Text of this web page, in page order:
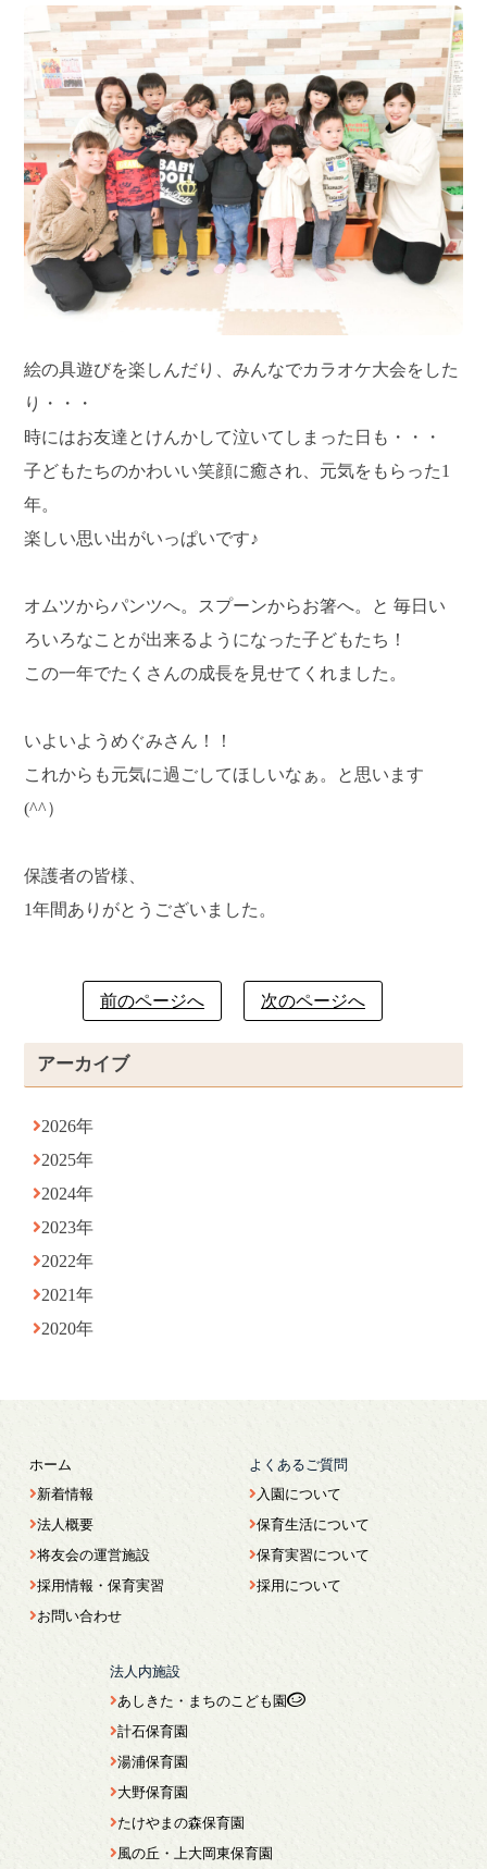
アーカイブ
2026年
2025年
2024年
2023年
2022年
2021年
2020年
絵の具遊びを楽しんだり、みんなでカラオケ大会をした
り・・・
時にはお友達とけんかして泣いてしまった日も・・・
子どもたちのかわいい笑顔に癒され、元気をもらった1
年。
楽しい思い出がいっぱいです♪
オムツからパンツへ。スプーンからお箸へ。と 毎日い
ろいろなことが出来るようになった子どもたち！
この一年でたくさんの成長を見せてくれました。
いよいようめぐみさん！！
これからも元気に過ごしてほしいなぁ。と思います
(^^）
保護者の皆様、
1年間ありがとうございました。
前のページへ 次のページへ
ホーム
新着情報
法人概要
将友会の運営施設
採用情報・保育実習
お問い合わせ
よくあるご質問
入園について
保育生活について
保育実習について
採用について
法人内施設
あしきた・まちのこども園
計石保育園
湯浦保育園
大野保育園
たけやまの森保育園
風の丘・上大岡東保育園